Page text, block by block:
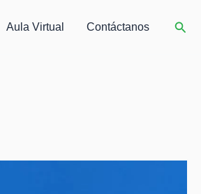
Aula Virtual Contáctanos